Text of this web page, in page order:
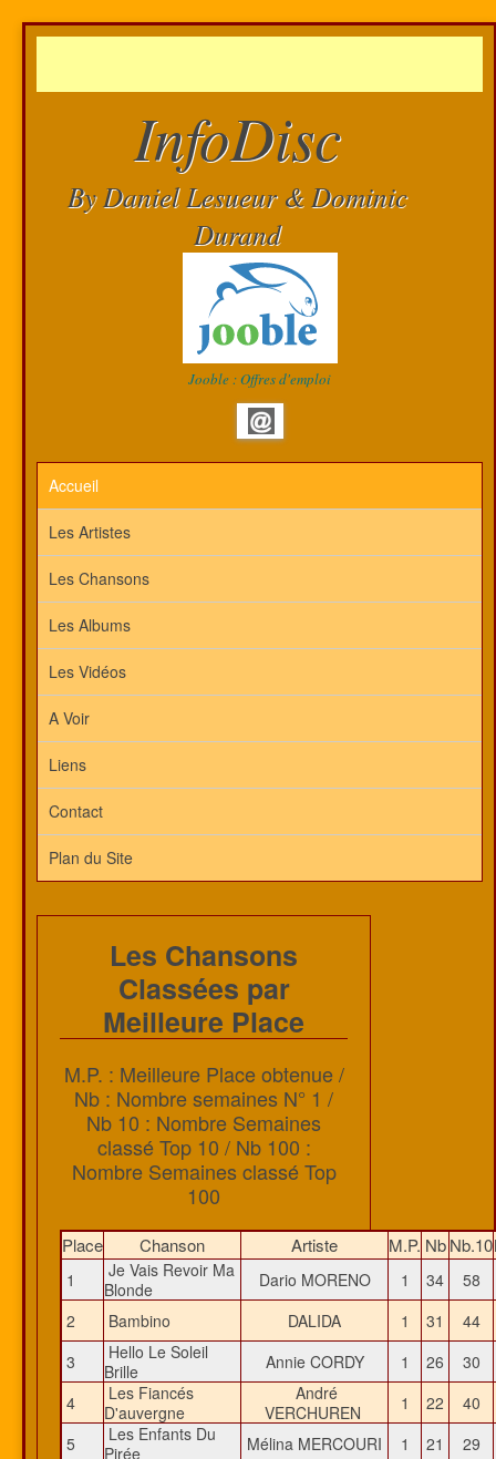
InfoDisc
By Daniel Lesueur & Dominic
Durand
Jooble : Offres d'emploi
Accueil
Les Artistes
Les Chansons
Les Albums
Les Vidéos
A Voir
Liens
Contact
Plan du Site
Les Chansons
Classées par
Meilleure Place
M.P. : Meilleure Place obtenue /
Nb : Nombre semaines N° 1 /
Nb 10 : Nombre Semaines
classé Top 10 / Nb 100 :
Nombre Semaines classé Top
100
Place Chanson Artiste M.P. Nb Nb.10
1
Je Vais Revoir Ma
Blonde
Dario MORENO 1 34
58
2
Bambino DALIDA 1 31
44
3
Hello Le Soleil
Brille
Annie CORDY 1 26
30
4
Les Fiancés
D'auvergne
André
VERCHUREN
1 22
40
5
Les Enfants Du
Pirée
Mélina MERCOURI 1 21
29